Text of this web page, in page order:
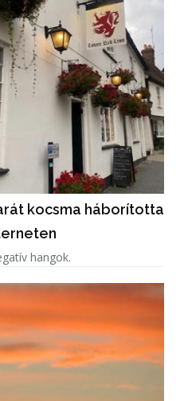
kocsma háborította
hangok.